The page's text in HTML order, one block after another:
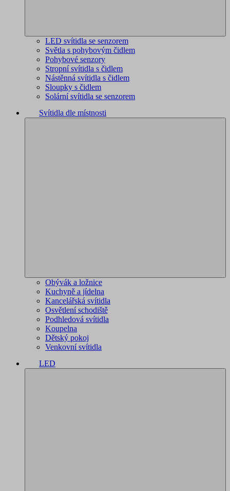
LED svítidla se senzorem
Světla s pohybovým čidlem
Pohybové senzory
Stropní svítidla s čidlem
Nástěnná svítidla s čidlem
Sloupky s čidlem
Solární svítidla se senzorem
Svítidla dle místnosti
Obývák a ložnice
Kuchyně a jídelna
Kancelářská svítidla
Osvětlení schodiště
Podhledová svítidla
Koupelna
Dětský pokoj
Venkovní svítidla
LED